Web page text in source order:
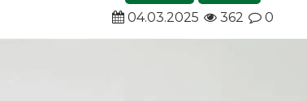
04.03.2025
362 0